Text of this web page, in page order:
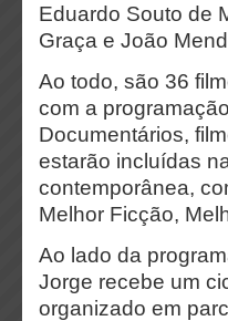
Eduardo Souto de
Graça e João
Ao todo, são 36
com a
Documentários,
estarão incluídas
contemporânea,
Melhor Ficção,
Ao lado da
Jorge recebe um
organizado em